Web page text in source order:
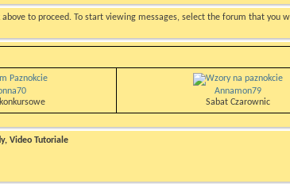
to proceed. To start viewing messages, select the forum that you
Annamon79
Sabat Czarownic
Video Tutoriale